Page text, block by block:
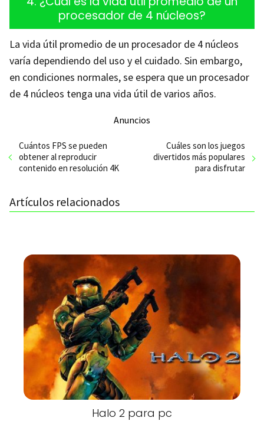
procesador de 4 núcleos?
La vida útil promedio de un procesador de 4 núcleos
varía dependiendo del uso y el cuidado. Sin embargo,
en condiciones normales, se espera que un procesador
de 4 núcleos tenga una vida útil de varios años.
Anuncios
Cuántos FPS se pueden
obtener al reproducir
contenido en resolución 4K
Cuáles son los juegos
divertidos más populares
para disfrutar
Artículos relacionados
Halo 2 para pc